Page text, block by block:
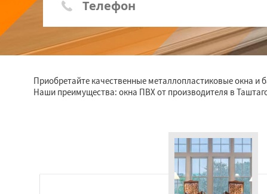
Приобретайте качественные металлопластиковые окна и
Наши преимущества: окна ПВХ от производителя в